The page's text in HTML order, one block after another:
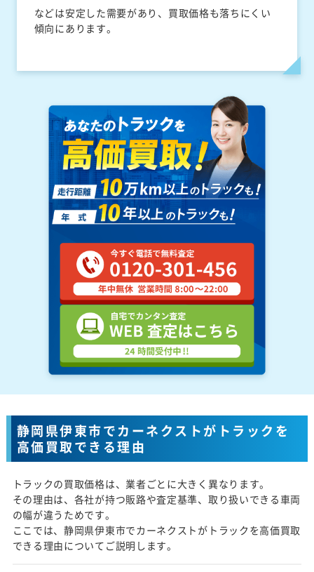
などは安定した需要があり、買取価格も落ちにくい
傾向にあります。
静岡県伊東市でカーネクストがトラックを
高価買取できる理由
トラックの買取価格は、業者ごとに大きく異なります。
その理由は、各社が持つ販路や査定基準、取り扱いできる車両
の幅が違うためです。
ここでは、静岡県伊東市でカーネクストがトラックを高価買取
できる理由についてご説明します。